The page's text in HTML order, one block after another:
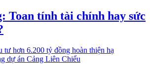
Toan tính tài chính hay sức